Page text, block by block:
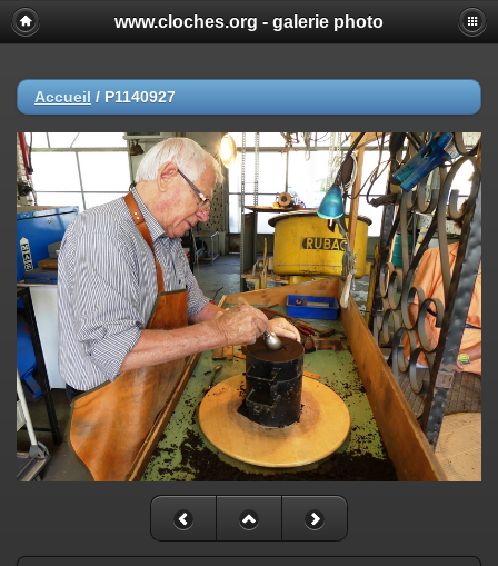
www.cloches.org - galerie photo
Accueil / P1140927